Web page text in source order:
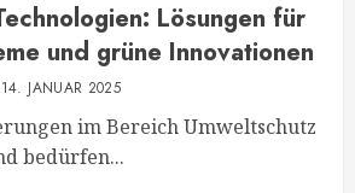
Lösungen für
und grüne Innovationen
14. JANUAR 2025
im Bereich Umweltschutz
bedürfen...